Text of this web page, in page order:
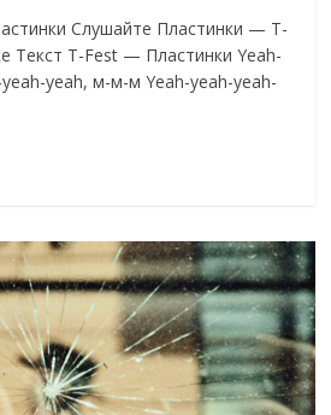
Слушайте Пластинки — T-
Текст T-Fest — Пластинки Yeah-
yeah, м-м-м Yeah-yeah-yeah-